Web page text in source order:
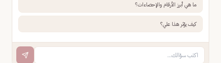
ما هي أبرز الأرقام والإحصاءات؟
كيف يؤثر هذا علي؟